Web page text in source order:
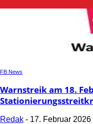
FB News
Warnstreik am 18.
Redak - 17. Februar 2026